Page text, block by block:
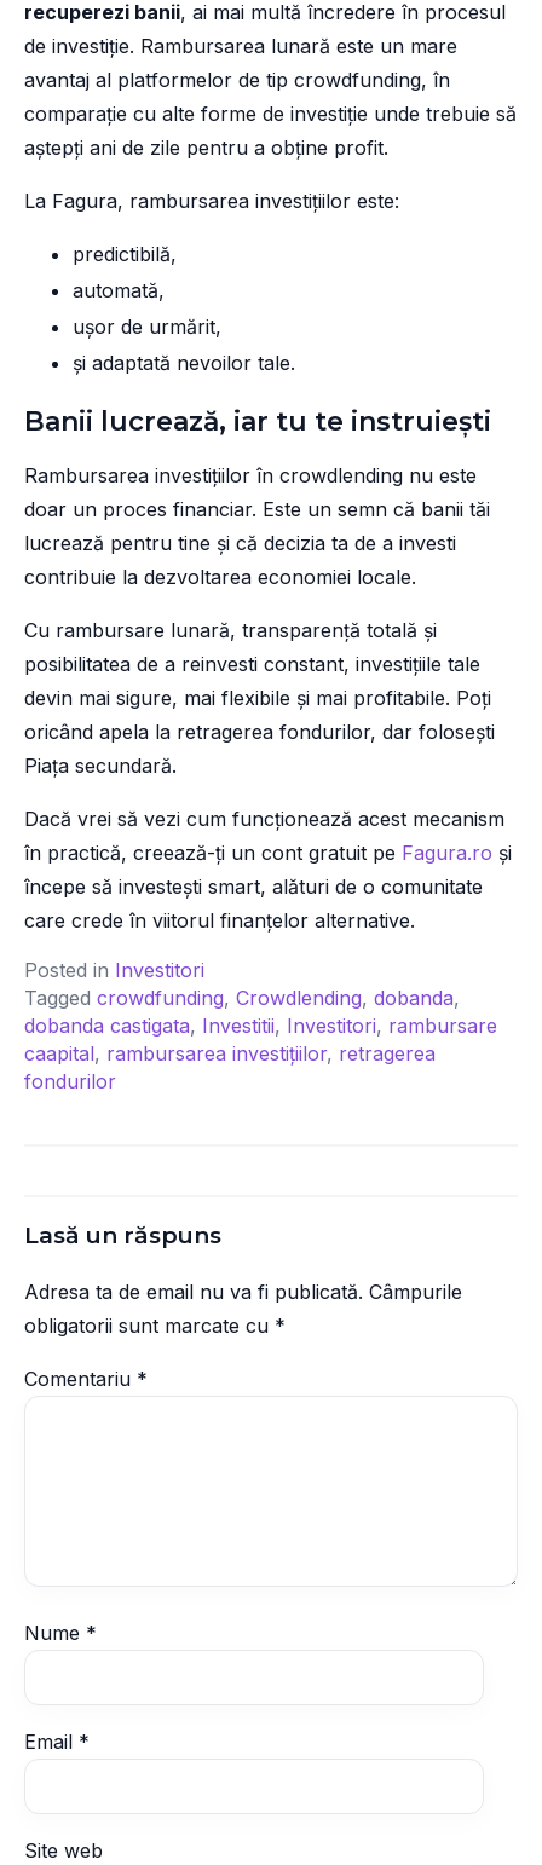
recuperezi banii, ai mai multă încredere în procesul
de investiție. Rambursarea lunară este un mare
avantaj al platformelor de tip crowdfunding, în
comparație cu alte forme de investiție unde trebuie să
aștepți ani de zile pentru a obține profit.
La Fagura, rambursarea investițiilor este:
predictibilă,
automată,
ușor de urmărit,
și adaptată nevoilor tale.
Banii lucrează, iar tu te instruiești
Rambursarea investițiilor în crowdlending nu este
doar un proces financiar. Este un semn că banii tăi
lucrează pentru tine și că decizia ta de a investi
contribuie la dezvoltarea economiei locale.
Cu rambursare lunară, transparență totală și
posibilitatea de a reinvesti constant, investițiile tale
devin mai sigure, mai flexibile și mai profitabile. Poți
oricând apela la retragerea fondurilor, dar folosești
Piața secundară.
Dacă vrei să vezi cum funcționează acest mecanism
în practică, creează-ți un cont gratuit pe Fagura.ro și
începe să investești smart, alături de o comunitate
care crede în viitorul finanțelor alternative.
Posted in Investitori
Tagged crowdfunding, Crowdlending, dobanda,
dobanda castigata, Investitii, Investitori, rambursare
caapital, rambursarea investițiilor, retragerea
fondurilor
Lasă un răspuns
Adresa ta de email nu va fi publicată. Câmpurile
obligatorii sunt marcate cu *
Comentariu *
Nume *
Email *
Site web